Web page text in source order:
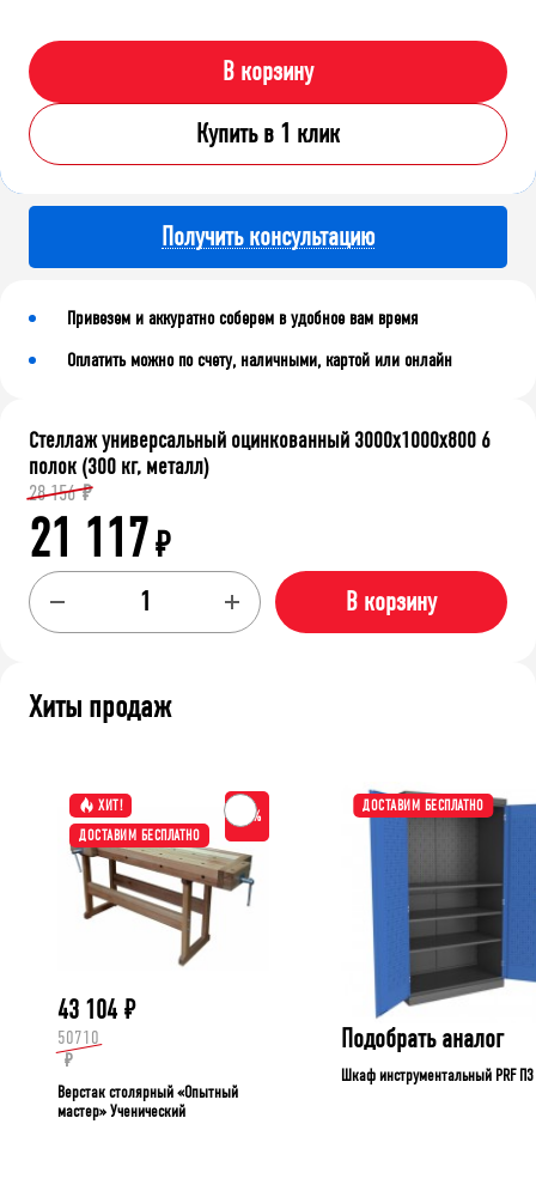
В корзину
Купить в 1 клик
Получить консультацию
Привезем и аккуратно соберем в удобное вам время
Оплатить можно по счету, наличными, картой или онлайн
Стеллаж универсальный оцинкованный 3000x1000x800 6
полок (300 кг, металл)
28 156 ₽
21 117₽
В корзину
Хиты продаж
ХИТ!
ДОСТАВИМ БЕСПЛАТНО
-15%
43 104 ₽
50710
₽
Верстак столярный «Опытный
мастер» Ученический
ДОСТАВИМ БЕСПЛАТНО
Подобрать аналог
Шкаф инструментальный PRF П3